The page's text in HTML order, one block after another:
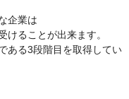
企業は
けることが出来ます。
ある3段階目を取得してい